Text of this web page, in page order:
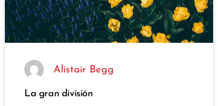
Alistair Begg
La gran división